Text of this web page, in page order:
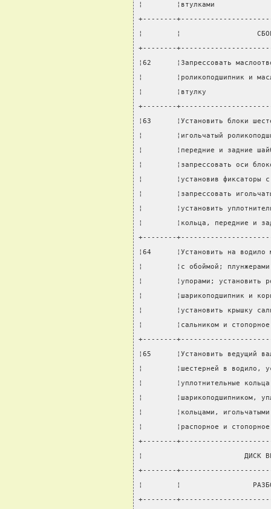
¦        ¦втулками
+--------
¦        ¦
+--------
¦62      ¦Запрессовать
¦        ¦роликоподшипник и
¦        ¦втулку
+--------
¦63      ¦Установить блоки
¦        ¦игольчатый
¦        ¦передние и задние
¦        ¦запрессовать оси
¦        ¦установив
¦        ¦запрессовать
¦        ¦установить
¦        ¦кольца, передние и
+--------
¦64      ¦Установить на
¦        ¦с обоймой;
¦        ¦упорами;
¦        ¦шарикоподшипник и
¦        ¦установить крышку
¦        ¦сальником и
+--------
¦65      ¦Установить ведущий
¦        ¦шестерней в
¦        ¦уплотнительные
¦
¦        ¦кольцами,
¦        ¦распорное и
+--------
¦                        ДИСК
+--------
¦        ¦
+--------